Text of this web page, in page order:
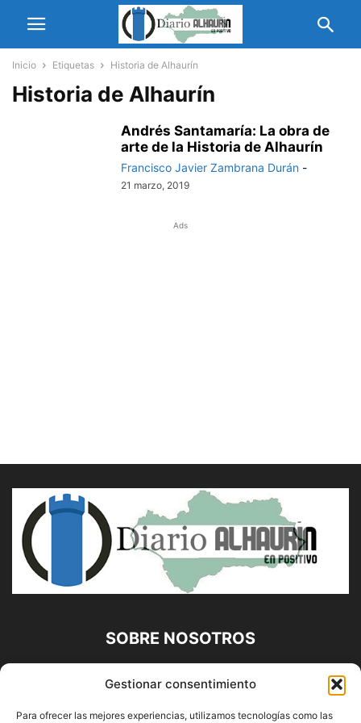
Gestionar consentimiento
Para ofrecer las mejores experiencias, utilizamos tecnologías como las
Inicio Etiquetas Historia de Alhaurín
Historia de Alhaurín
Andrés Santamaría: La obra de
arte de la Historia de Alhaurín
Francisco Javier Zambrana Durán -
21 marzo, 2019
Ads
SOBRE NOSOTROS
Diario Alhaurín (www.alhaurindelatorre.com) Propiedad de
Francisco E. López López | 639 95 71 95 | Noticias de
Alhaurín de la Torre, Málaga y Provincia|